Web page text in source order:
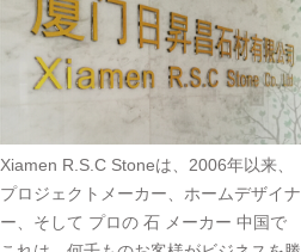
Xiamen R.S.C Stoneは、2006年以来、
プロジェクトメーカー、ホームデザイナ
ー、そして プロの 石 メーカー 中国で